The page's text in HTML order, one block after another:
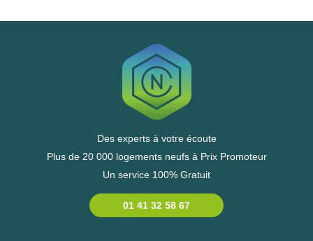
Des experts à votre écoute
Plus de 20 000 logements neufs à Prix Promoteur
Un service 100% Gratuit
01 41 32 58 67